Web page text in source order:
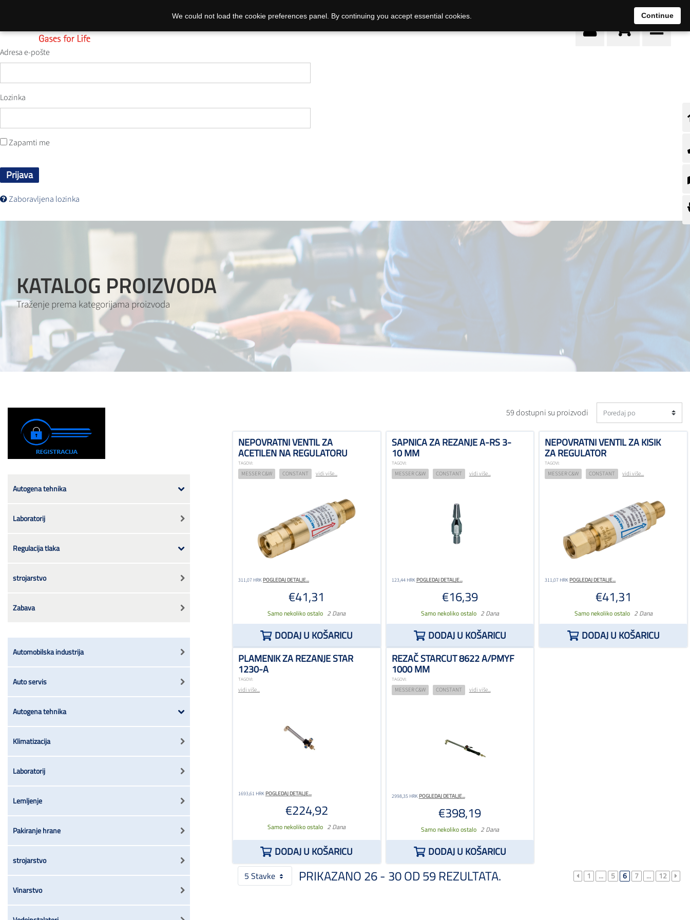
Adresa e-pošte
Lozinka
Zapamti me
Prijava
Zaboravljena lozinka
KATALOG PROIZVODA
Traženje prema kategorijama proizvoda
Autogena tehnika
Laboratorij
Regulacija tlaka
strojarstvo
Zabava
Automobilska industrija
Auto servis
Autogena tehnika
Klimatizacija
Laboratorij
Lemljenje
Pakiranje hrane
strojarstvo
Vinarstvo
59 dostupni su proizvodi
NEPOVRATNI VENTIL ZA
ACETILEN NA REGULATORU
TAGOVI:
MESSER C&W CONSTANT vidi više...
311,07 HRKPOGLEDAJ DETALJE...
€41,31
Samo nekoliko ostalo 2 Dana
DODAJ U KOŠARICU
SAPNICA ZA REZANJE A-RS 3-
10 MM
TAGOVI:
MESSER C&W CONSTANT vidi više...
123,44 HRKPOGLEDAJ DETALJE...
€16,39
Samo nekoliko ostalo 2 Dana
DODAJ U KOŠARICU
NEPOVRATNI VENTIL ZA KISIK
ZA REGULATOR
TAGOVI:
MESSER C&W CONSTANT vidi više...
311,07 HRKPOGLEDAJ DETALJE...
€41,31
Samo nekoliko ostalo 2 Dana
DODAJ U KOŠARICU
PLAMENIK ZA REZANJE STAR
1230-A
TAGOVI:
vidi više...
1693,61 HRKPOGLEDAJ DETALJE...
€224,92
Samo nekoliko ostalo 2 Dana
DODAJ U KOŠARICU
REZAČ STARCUT 8622 A/PMYF
1000 MM
TAGOVI:
MESSER C&W CONSTANT vidi više...
2998,35 HRKPOGLEDAJ DETALJE...
€398,19
Samo nekoliko ostalo 2 Dana
DODAJ U KOŠARICU
5 Stavke PRIKAZANO 26 - 30 OD 59 REZULTATA. 1 ... 5 6 7 ... 12
We could not load the cookie preferences panel. By continuing you accept essential cookies. Continue